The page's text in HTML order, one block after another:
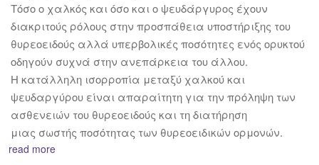
Τόσο ο χαλκός και όσο και ο ψευδάργυρος έχουν
διακριτούς ρόλους στην προσπάθεια υποστήριξης του
θυρεοειδούς αλλά υπερβολικές ποσότητες ενός ορυκτού
οδηγούν συχνά στην ανεπάρκεια του άλλου.
Η κατάλληλη ισορροπία μεταξύ χαλκού και
ψευδαργύρου είναι απαραίτητη για την πρόληψη των
ασθενειών του θυρεοειδούς και τη διατήρηση
μιας σωστής ποσότητας των θυρεοειδικών ορμονών.
read more